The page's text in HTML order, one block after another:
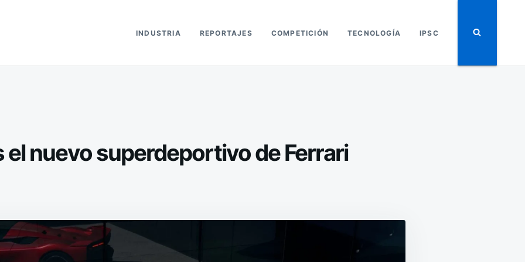
INDUSTRIA REPORTAJES COMPETICIÓN TECNOLOGÍA IPSC
el nuevo superdeportivo de Ferrari